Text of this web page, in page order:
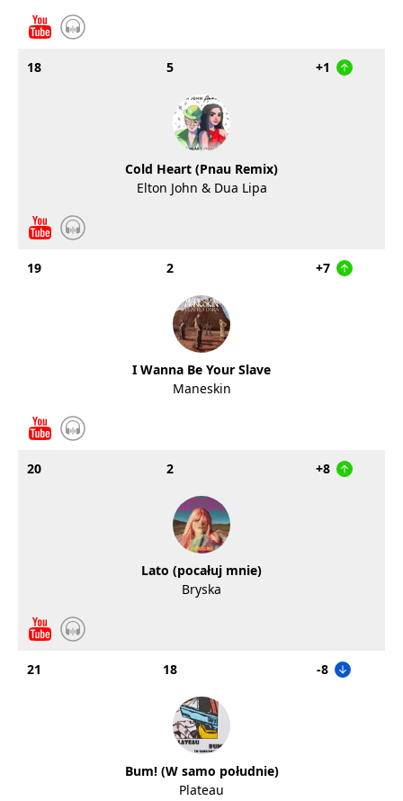
18 5 +1
Cold Heart (Pnau Remix)
Elton John & Dua Lipa
19 2 +7
I Wanna Be Your Slave
Maneskin
20 2 +8
Lato (pocałuj mnie)
Bryska
21 18 -8
Bum! (W samo południe)
Plateau